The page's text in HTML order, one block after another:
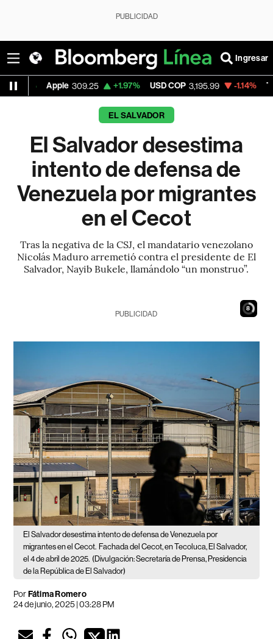
PUBLICIDAD
Ingresar
309.25 +1.97% USD COP 3,195.99 -1.14% Tesla 327.26
EL SALVADOR
El Salvador desestima
intento de defensa de
Venezuela por migrantes
en el Cecot
Tras la negativa de la CSJ, el mandatario venezolano
Nicolás Maduro arremetió contra el presidente de El
Salvador, Nayib Bukele, llamándolo “un monstruo”.
7
PUBLICIDAD
El Salvador desestima intento de defensa de Venezuela por
migrantes en el Cecot. Fachada del Cecot, en Tecoluca, El Salvador,
el 4 de abril de 2025. (Divulgación: Secretaría de Prensa, Presidencia
de la República de El Salvador)
PorFátima Romero
24 de junio, 2025 | 03:28 PM